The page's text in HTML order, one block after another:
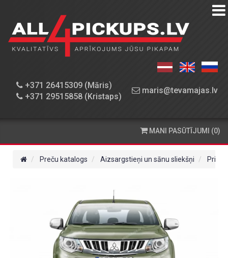
+371 26415309 (Māris)
+371 29515858 (Kristaps)
maris@tevamajas.lv
PREČU
KATALOGS
PIEGĀDE
MANI PASŪTĪJUMI (0)
Preču katalogs Aizsargstieņi un sānu sliekšņi